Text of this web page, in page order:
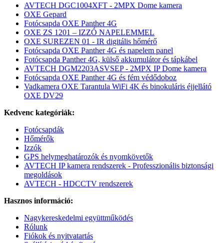
AVTECH DGC1004XFT - 2MPX Dome kamera
OXE Gepard
Fotócsapda OXE Panther 4G
OXE ZS 1201 – IZZÓ NAPELEMMEL
OXE SUREZEN 01 - IR digitális hőmérő
Fotócsapda OXE Panther 4G és napelem panel
Fotócsapda Panther 4G, külső akkumulátor és tápkábel
AVTECH DGM2203ASVSEP - 2MPX IP Dome kamera
Fotócsapda OXE Panther 4G és fém védődoboz
Vadkamera OXE Tarantula WiFi 4K és binokuláris éjjellátó
OXE DV29
Kedvenc kategóriák:
Fotócsapdák
Hőmérők
Izzók
GPS helymeghatározók és nyomkövetők
AVTECH IP kamera rendszerek - Professzionális biztonsági
megoldások
AVTECH - HDCCTV rendszerek
Hasznos információ:
Nagykereskedelmi együttműködés
Rólunk
Fiókok és nyitvatartás